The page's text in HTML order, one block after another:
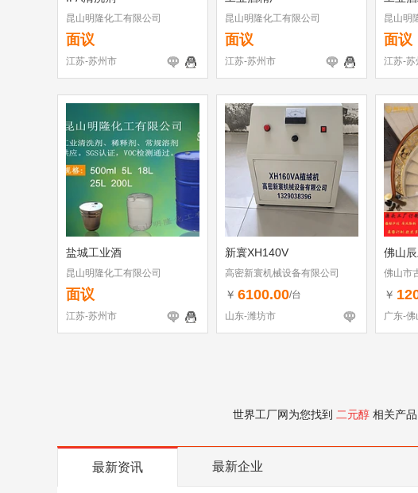
昆山明隆化工有限公司
面议
江苏-苏州市
昆山明隆化工有限公司
面议
江苏-苏州市
昆山明
面议
江苏-苏
盐城工业酒
昆山明隆化工有限公司
面议
江苏-苏州市
新寰XH140V
高密新寰机械设备有限公司
￥ 6100.00/台
山东-潍坊市
佛山
佛山市
￥
广东-佛
世界工厂网为您找到 二元醇 相关产
最新资讯 最新企业